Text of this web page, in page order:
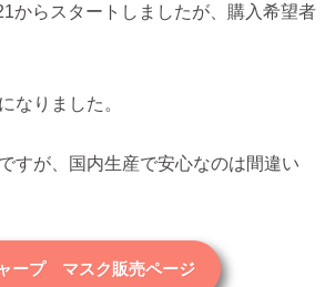
からスタートしましたが、購入希望者
なりました。
すが、国内生産で安心なのは間違い
ープ マスク販売ページ